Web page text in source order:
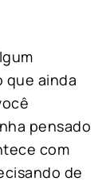
que ainda
pensado
com
de